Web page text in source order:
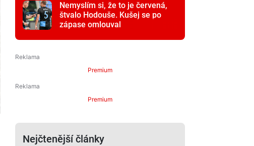
Nemyslím si, že to je červená,
štvalo Hodouše. Kušej se po
zápase omlouval
Premium
Premium
Nejčtenější články